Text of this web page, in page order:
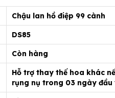
Chậu lan hồ điệp 99 cành
DS85
Còn hàng
Hỗ trợ thay thế hoa khác
rụng nụ trong 03 ngày đầu